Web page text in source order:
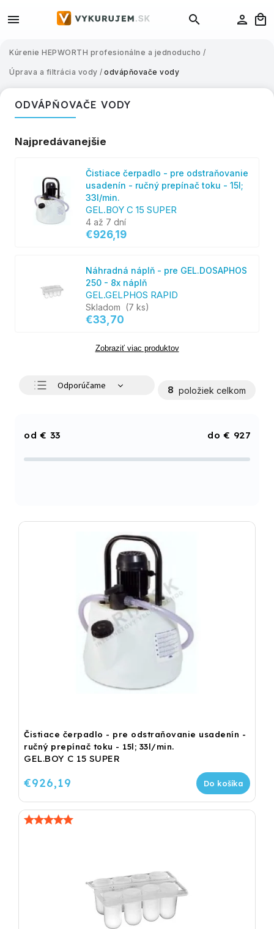
Kúrenie HEPWORTH profesionálne a jednoducho /
Úprava a filtrácia vody / odvápňovače vody
ODVÁPŇOVAČE VODY
Najpredávanejšie
Čistiace čerpadlo - pre odstraňovanie
usadenín - ručný prepínač toku - 15l;
33l/min.
GEL.BOY C 15 SUPER
4 až 7 dní
€926,19
Náhradná náplň - pre GEL.DOSAPHOS
250 - 8x náplň
GEL.GELPHOS RAPID
Skladom (7 ks)
€33,70
Zobraziť viac produktov
Odporúčame
Abecedne
8 položiek celkom
€ 33 € 927
Čistiace čerpadlo - pre odstraňovanie usadenín -
ručný prepínač toku - 15l; 33l/min.
GEL.BOY C 15 SUPER
€926,19 Do košíka